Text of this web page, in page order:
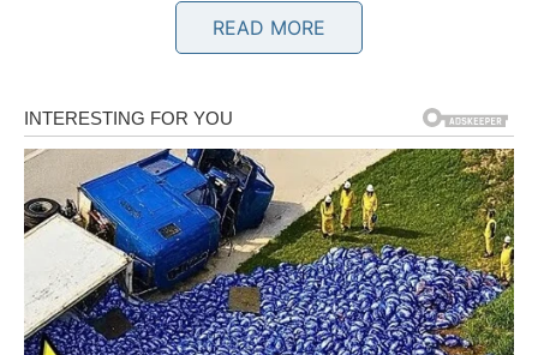
Finansijska situacija postaje mnogo sigurnija. Ono što vas
je dugo opterećivalo polako ostaje iza vas, a jedna prilika
kroz dodatni posao ili uspješan dogovor koji će vam
otvoriti nova vrata. Pred vama su dani u kojima ćete
mnogo mirnije gledati na budućnost.
Blizanci
Zvijezde vam donose korisne kontakte i poslovne
razgovore koji mogu imati veliki značaj za vaše finansije.
READ MORE